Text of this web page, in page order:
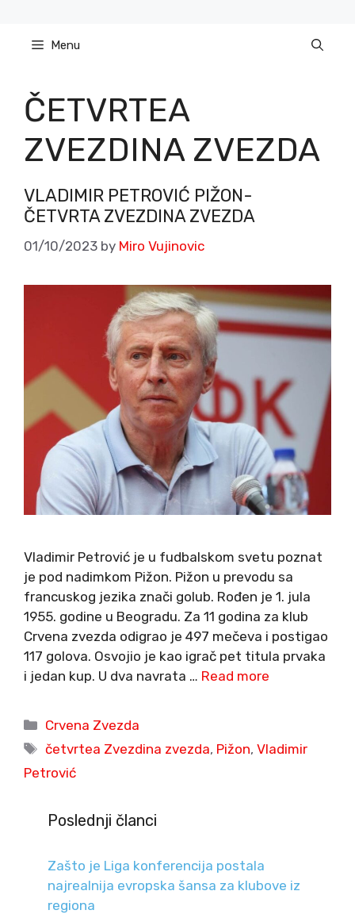
content Menu
ČETVRTEA
ZVEZDINA ZVEZDA
VLADIMIR PETROVIĆ PIŽON-
ČETVRTA ZVEZDINA ZVEZDA
01/10/2023 by Miro Vujinovic
Vladimir Petrović je u fudbalskom svetu poznat
je pod nadimkom Pižon. Pižon u prevodu sa
francuskog jezika znači golub. Rođen je 1. jula
1955. godine u Beogradu. Za 11 godina za klub
Crvena zvezda odigrao je 497 mečeva i postigao
117 golova. Osvojio je kao igrač pet titula prvaka
i jedan kup. U dva navrata … Read more
Categories
Crvena Zvezda
Tags
četvrtea Zvezdina zvezda, Pižon,Vladimir
Petrović
Poslednji članci
Zašto je Liga konferencija postala
najrealnija evropska šansa za klubove iz
regiona